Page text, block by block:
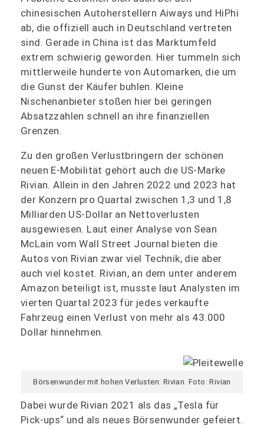
chinesischen Autoherstellern Aiways und HiPhi
ab, die offiziell auch in Deutschland vertreten
sind. Gerade in China ist das Marktumfeld
extrem schwierig geworden. Hier tummeln sich
mittlerweile hunderte von Automarken, die um
die Gunst der Käufer buhlen. Kleine
Nischenanbieter stoßen hier bei geringen
Absatzzahlen schnell an ihre finanziellen
Grenzen.
Zu den großen Verlustbringern der schönen
neuen E-Mobilität gehört auch die US-Marke
Rivian. Allein in den Jahren 2022 und 2023 hat
der Konzern pro Quartal zwischen 1,3 und 1,8
Milliarden US-Dollar an Nettoverlusten
ausgewiesen. Laut einer Analyse von Sean
McLain vom Wall Street Journal bieten die
Autos von Rivian zwar viel Technik, die aber
auch viel kostet. Rivian, an dem unter anderem
Amazon beteiligt ist, musste laut Analysten im
vierten Quartal 2023 für jedes verkaufte
Fahrzeug einen Verlust von mehr als 43.000
Dollar hinnehmen.
Börsenwunder mit hohen Verlusten: Rivian. Foto: Rivian
Dabei wurde Rivian 2021 als das „Tesla für
Pick-ups“ und als neues Börsenwunder gefeiert.